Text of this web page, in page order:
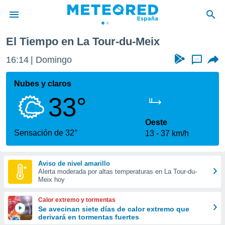
de
por
que se
calidad.
a este
las
y
forma
digital
basada
El Tiempo en La Tour-du-Meix
16:14 Domingo ...
Nubes y claros
33°
Sensación de 32°
Oeste
13
37 km/h
Aviso de nivel amarillo
Alerta moderada por altas temperaturas en La Tour-du-
Meix hoy
Calor extremo y tormentas
Se avecinan siete días de calor extremo que
derivará en tormentas fuertes